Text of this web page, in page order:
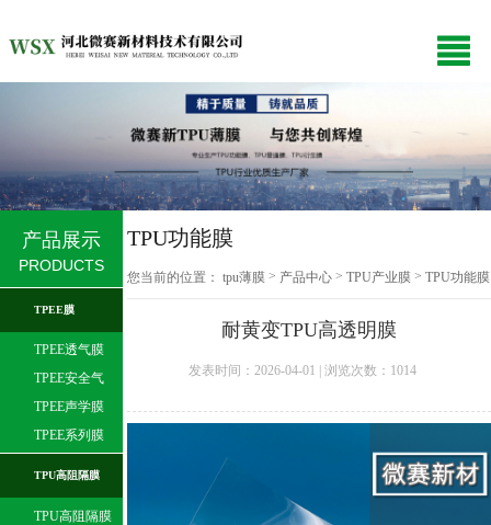
产品展示
PRODUCTS
TPEE膜
TPEE透气膜
TPEE安全气
囊膜
TPEE声学膜
TPEE系列膜
TPU高阻隔膜
TPU高阻隔膜
TPU功能膜
您当前的位置： tpu薄膜 > 产品中心 >TPU产业膜 >TPU功能膜
耐黄变TPU高透明膜
发表时间：2026-04-01 | 浏览次数： 1014